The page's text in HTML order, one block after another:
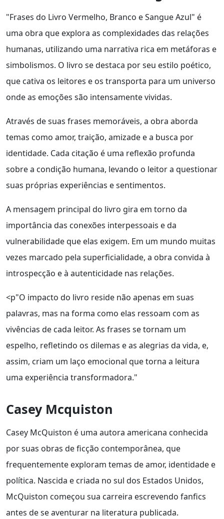
"Frases do Livro Vermelho, Branco e Sangue Azul" é
uma obra que explora as complexidades das relações
humanas, utilizando uma narrativa rica em metáforas e
simbolismos. O livro se destaca por seu estilo poético,
que cativa os leitores e os transporta para um universo
onde as emoções são intensamente vividas.
Através de suas frases memoráveis, a obra aborda
temas como amor, traição, amizade e a busca por
identidade. Cada citação é uma reflexão profunda
sobre a condição humana, levando o leitor a questionar
suas próprias experiências e sentimentos.
A mensagem principal do livro gira em torno da
importância das conexões interpessoais e da
vulnerabilidade que elas exigem. Em um mundo muitas
vezes marcado pela superficialidade, a obra convida à
introspecção e à autenticidade nas relações.
<p"O impacto do livro reside não apenas em suas
palavras, mas na forma como elas ressoam com as
vivências de cada leitor. As frases se tornam um
espelho, refletindo os dilemas e as alegrias da vida, e,
assim, criam um laço emocional que torna a leitura
uma experiência transformadora."
Casey Mcquiston
Casey McQuiston é uma autora americana conhecida
por suas obras de ficção contemporânea, que
frequentemente exploram temas de amor, identidade e
política. Nascida e criada no sul dos Estados Unidos,
McQuiston começou sua carreira escrevendo fanfics
antes de se aventurar na literatura publicada.